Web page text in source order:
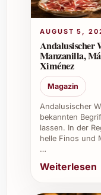
AUGUST 5,
Andalusischer
Manzanilla,
Ximénez
Magazin
Andalusischer
bekannten
lassen. In der
helle Finos und
…
Weiterlesen